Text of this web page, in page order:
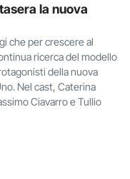
la nuova
che per crescere al
ricerca del modello
della nuova
Nel cast, Caterina
Ciavarro e Tullio